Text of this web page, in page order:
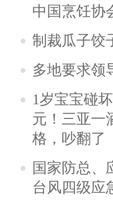
中国烹饪协
制裁瓜子饺
多地要求领
1岁宝宝碰
元！三亚一
格，吵翻了
国家防总、
台风四级应